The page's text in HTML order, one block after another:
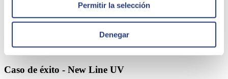
Permitir la selección
Denegar
Caso de éxito - New Line UV